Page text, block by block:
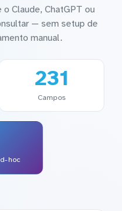
Claude, ChatGPT ou
— sem setup de
manual.
231
Campos
hoc